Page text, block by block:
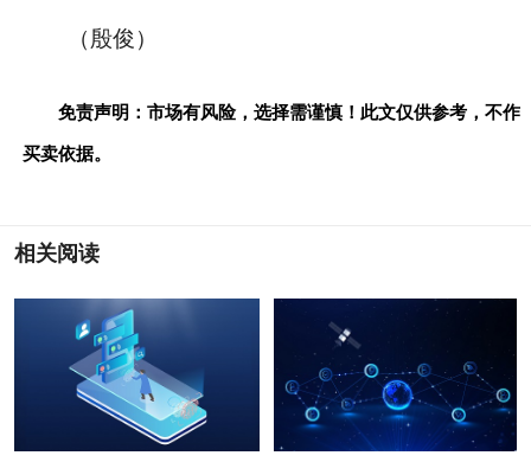
（殷俊）
免责声明：市场有风险，选择需谨慎！此文仅供参考，不作
买卖依据。
相关阅读